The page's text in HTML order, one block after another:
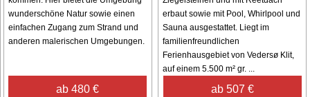
wunderschöne Natur sowie einen
einfachen Zugang zum Strand und
anderen malerischen Umgebungen.
ab 480 €
erbaut sowie mit Pool, Whirlpool und
Sauna ausgestattet. Liegt im
familienfreundlichen
Ferienhausgebiet von Vedersø Klit,
auf einem 5.500 m² gr. ...
ab 507 €